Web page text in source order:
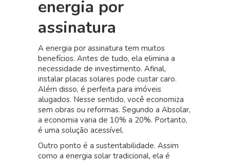
energia por
assinatura
A energia por assinatura tem muitos
benefícios. Antes de tudo, ela elimina a
necessidade de investimento. Afinal,
instalar placas solares pode custar caro.
Além disso, é perfeita para imóveis
alugados. Nesse sentido, você economiza
sem obras ou reformas. Segundo a Absolar,
a economia varia de 10% a 20%. Portanto,
é uma solução acessível.
Outro ponto é a sustentabilidade. Assim
como a energia solar tradicional, ela é